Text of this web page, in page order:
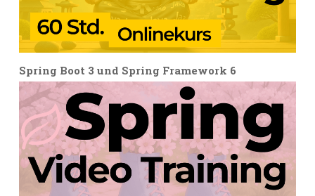
Spring Boot 3 und Spring Framework 6